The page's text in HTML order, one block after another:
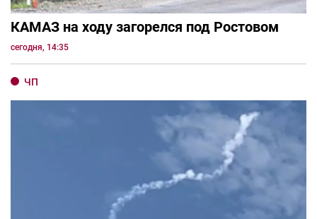
КАМАЗ на ходу загорелся под Ростовом
сегодня, 14:35
ЧП